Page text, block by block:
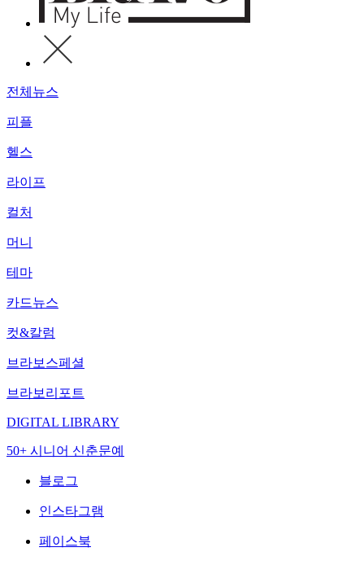
전체뉴스
피플
헬스
라이프
컬처
머니
테마
카드뉴스
컷&칼럼
브라보스페셜
브라보리포트
DIGITAL LIBRARY
50+ 시니어 신춘문예
블로그
인스타그램
페이스북